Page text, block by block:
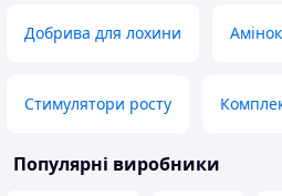
Оригінальну упаковку від
виробника (пластиковий мішок)
міцну картонну коробку, тому
жодних пошкоджень при
залишила дійсно приємне
враження, рекомендую
Добрива для лохини
Стимулятори росту
Популярні виробники